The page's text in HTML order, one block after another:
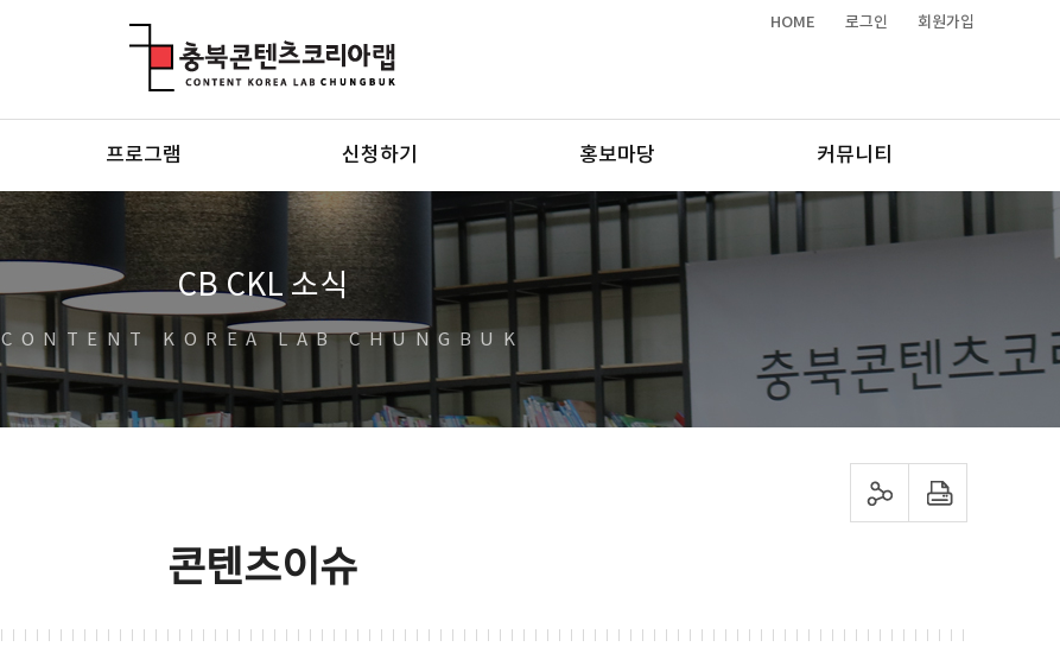
HOME 로그인 회원가입
프로그램 신청하기 홍보마당 커뮤니티
CB CKL 소식
CONTENT KOREA LAB CHUNGBUK
sns 공유하기 프린트하기
콘텐츠이슈